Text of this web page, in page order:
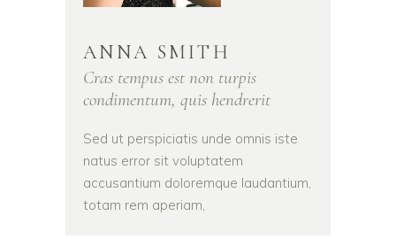
ANNA SMITH
Cras tempus est non turpis
condimentum, quis hendrerit
Sed ut perspiciatis unde omnis iste
natus error sit voluptatem
accusantium doloremque laudantium,
totam rem aperiam,